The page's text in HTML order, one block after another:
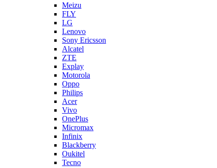
Meizu
FLY
LG
Lenovo
Sony Ericsson
Alcatel
ZTE
Explay
Motorola
Oppo
Philips
Acer
Vivo
OnePlus
Micromax
Infinix
Blackberry
Oukitel
Tecno